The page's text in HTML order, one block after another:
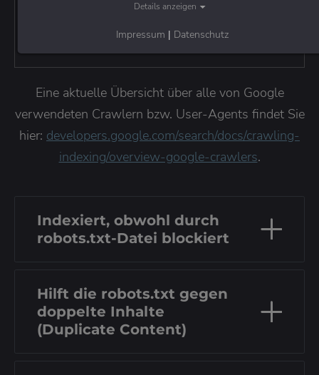
Inhalte der Tabelle zu sehen.
Eine aktuelle Übersicht über alle von Google
verwendeten Crawlern bzw. User-Agents findet Sie
hier: developers.google.com/search/docs/crawling-
indexing/overview-google-crawlers.
Indexiert, obwohl durch
robots.txt-Datei blockiert
Hilft die robots.txt gegen
doppelte Inhalte
(Duplicate Content)
Details anzeigen
Impressum | Datenschutz